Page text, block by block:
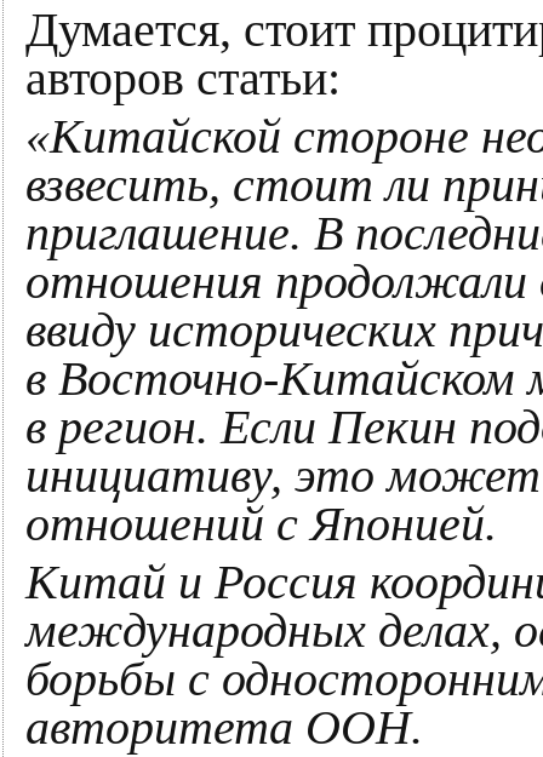
Думается, стоит
авторов статьи:
«Китайской стороне
взвесить, стоит ли
приглашение. В
отношения
ввиду исторических
в Восточно-
в регион. Если Пекин
инициативу, это
отношений с Японией.
Китай и Россия
международных делах,
борьбы с
авторитета ООН.